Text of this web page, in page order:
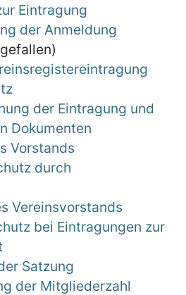
Eintragung
der Anmeldung
der Eintragung und
Dokumenten
Vorstands
durch
Vereinsvorstands
bei Eintragungen zur
Satzung
der Mitgliederzahl